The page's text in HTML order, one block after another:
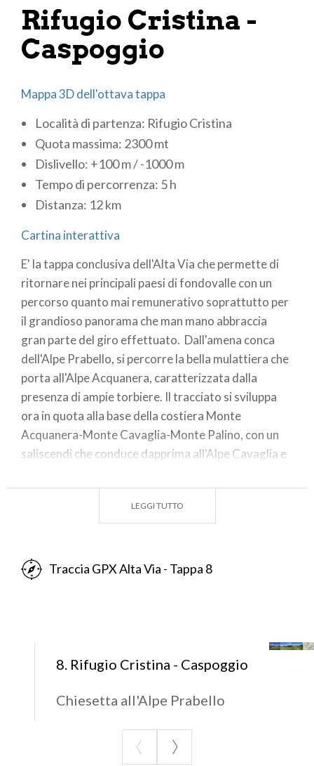
Rifugio Cristina -
Caspoggio
Mappa 3D dell'ottava tappa
Località di partenza: Rifugio Cristina
Quota massima: 2300 mt
Dislivello: +100 m / -1000 m
Tempo di percorrenza: 5 h
Distanza: 12 km
Cartina interattiva
E' la tappa conclusiva dell'Alta Via che permette di
ritornare nei principali paesi di fondovalle con un
percorso quanto mai remunerativo soprattutto per
il grandioso panorama che man mano abbraccia
gran parte del giro effettuato. Dall'amena conca
dell'Alpe Prabello, si percorre la bella mulattiera che
porta all'Alpe Acquanera, caratterizzata dalla
presenza di ampie torbiere. Il tracciato si sviluppa
ora in quota alla base della costiera Monte
Acquanera-Monte Cavaglia-Monte Palino, con un
saliscendi che conduce dapprima all'Alpe Cavaglia e
Raggiunto Piazzo Cavalli è possibile scendere
rapidamente Caspoggio dalle ex piste da sci e quindi
direttamente a Torre passando dai nuclei abitativi di
LEGGI TUTTO
Traccia GPX Alta Via - Tappa 8
8. Rifugio Cristina - Caspoggio
Chiesetta all'Alpe Prabello